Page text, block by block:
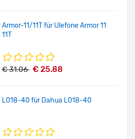
Armor-11/11T für Ulefone Armor 11
11T
€ 31.06 € 25.88
L018-40 für Dahua L018-40